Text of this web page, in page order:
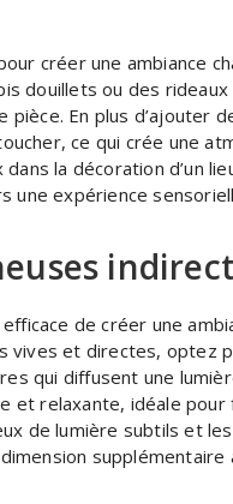
créer une ambiance
douillets ou des
En plus d’ajouter
ce qui crée une
la décoration d’un
une expérience
de créer une
vives et directes, optez
qui diffusent une
et relaxante, idéale pour
de lumière subtils et
supplémentaire